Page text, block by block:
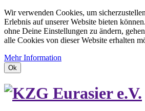
Wir verwenden Cookies, um
Erlebnis auf unserer Website bieten
ohne Deine Einstellungen zu ändern,
alle Cookies von dieser Website erhalten
Mehr Information
Ok